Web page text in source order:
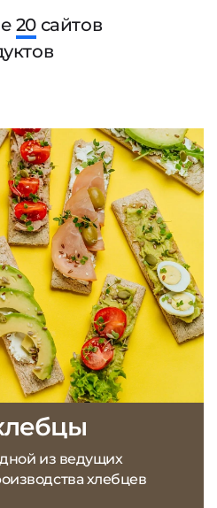
20 сайтов
из ведущих
хлебцев